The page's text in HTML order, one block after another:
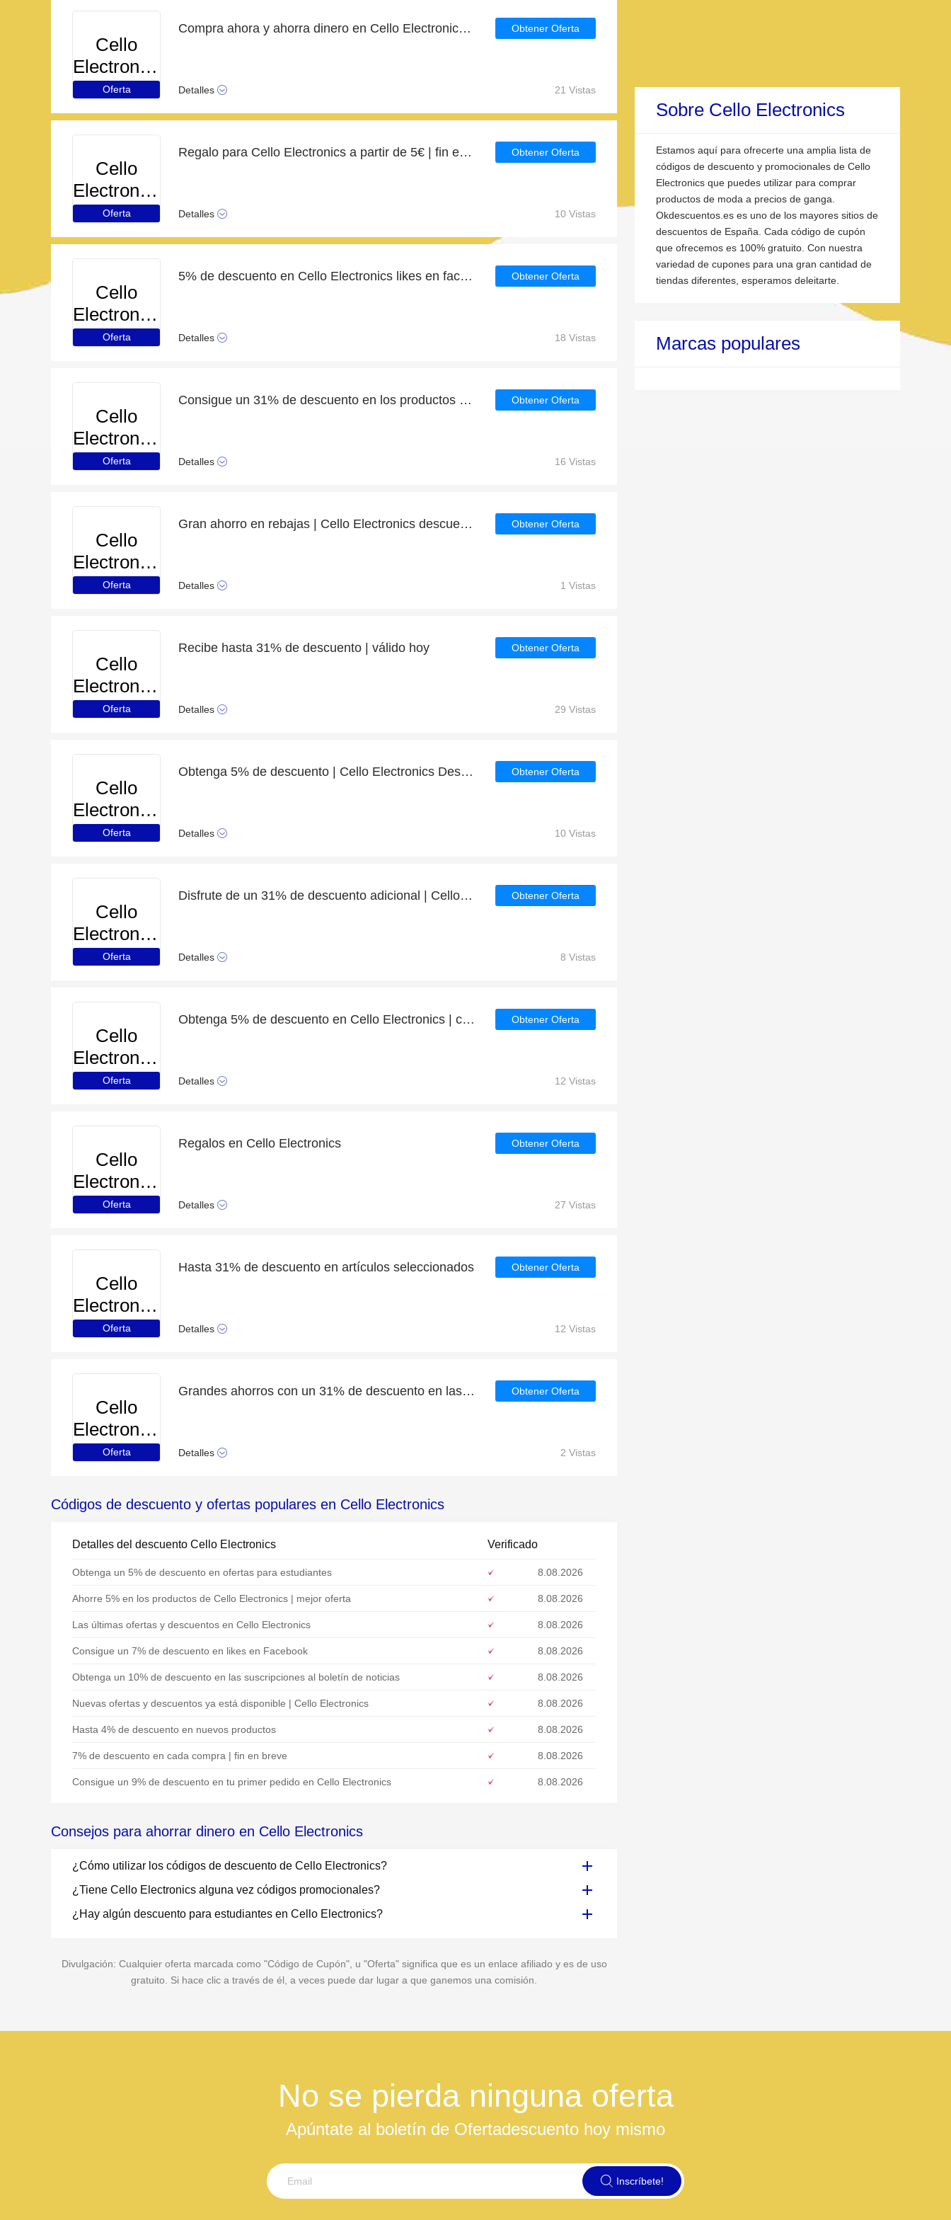
Cello
Electronics
Oferta
Compra ahora y ahorra dinero en Cello Electronics para las liquidaciones de Cello Electronics
Detalles
Obtener Oferta
21 Vistas
Cello
Electronics
Oferta
Regalo para Cello Electronics a partir de 5€ | fin en breve
Detalles
Obtener Oferta
10 Vistas
Cello
Electronics
Oferta
5% de descuento en Cello Electronics likes en facebook
Detalles
Obtener Oferta
18 Vistas
Cello
Electronics
Oferta
Consigue un 31% de descuento en los productos de Cello Electronics | caduca pronto
Detalles
Obtener Oferta
16 Vistas
Cello
Electronics
Oferta
Gran ahorro en rebajas | Cello Electronics descuento
Detalles
Obtener Oferta
1 Vistas
Cello
Electronics
Oferta
Recibe hasta 31% de descuento | válido hoy
Detalles
Obtener Oferta
29 Vistas
Cello
Electronics
Oferta
Obtenga 5% de descuento | Cello Electronics Descuentos para estudiantes
Detalles
Obtener Oferta
10 Vistas
Cello
Electronics
Oferta
Disfrute de un 31% de descuento adicional | Cello Electronics descuento
Detalles
Obtener Oferta
8 Vistas
Cello
Electronics
Oferta
Obtenga 5% de descuento en Cello Electronics | caduca pronto
Detalles
Obtener Oferta
12 Vistas
Cello
Electronics
Oferta
Regalos en Cello Electronics
Detalles
Obtener Oferta
27 Vistas
Cello
Electronics
Oferta
Hasta 31% de descuento en artículos seleccionados
Detalles
Obtener Oferta
12 Vistas
Cello
Electronics
Oferta
Grandes ahorros con un 31% de descuento en las últimas ofertas
Detalles
Obtener Oferta
2 Vistas
Códigos de descuento y ofertas populares en Cello Electronics
Detalles del descuento Cello Electronics Verificado
Obtenga un 5% de descuento en ofertas para estudiantes 8.08.2026
Ahorre 5% en los productos de Cello Electronics | mejor oferta 8.08.2026
Las últimas ofertas y descuentos en Cello Electronics 8.08.2026
Consigue un 7% de descuento en likes en Facebook 8.08.2026
Obtenga un 10% de descuento en las suscripciones al boletín de noticias 8.08.2026
Nuevas ofertas y descuentos ya está disponible | Cello Electronics 8.08.2026
Hasta 4% de descuento en nuevos productos 8.08.2026
7% de descuento en cada compra | fin en breve 8.08.2026
Consigue un 9% de descuento en tu primer pedido en Cello Electronics 8.08.2026
Consejos para ahorrar dinero en Cello Electronics
¿Cómo utilizar los códigos de descuento de Cello Electronics?
¿Tiene Cello Electronics alguna vez códigos promocionales?
¿Hay algún descuento para estudiantes en Cello Electronics?
Divulgación: Cualquier oferta marcada como "Código de Cupón", u "Oferta" significa que es un enlace afiliado y es de uso
gratuito. Si hace clic a través de él, a veces puede dar lugar a que ganemos una comisión.
Sobre Cello Electronics
Estamos aquí para ofrecerte una amplia lista de
códigos de descuento y promocionales de Cello
Electronics que puedes utilizar para comprar
productos de moda a precios de ganga.
Okdescuentos.es es uno de los mayores sitios de
descuentos de España. Cada código de cupón
que ofrecemos es 100% gratuito. Con nuestra
variedad de cupones para una gran cantidad de
tiendas diferentes, esperamos deleitarte.
Marcas populares
No se pierda ninguna oferta
Apúntate al boletín de Ofertadescuento hoy mismo
Inscríbete!